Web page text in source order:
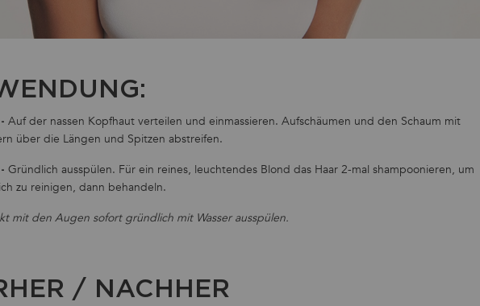
Auf der nassen Kopfhaut verteilen und einmassieren. Aufschäumen und den Schaum mit
über die Längen und Spitzen abstreifen.
Gründlich ausspülen. Für ein reines, leuchtendes Blond das Haar 2-mal shampoonieren, um
zu reinigen, dann behandeln.
mit den Augen sofort gründlich mit Wasser ausspülen.
/ NACHHER